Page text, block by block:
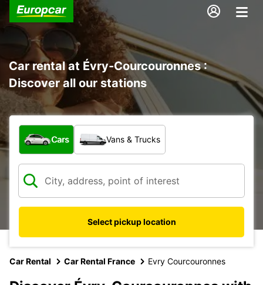
Car rental at Évry-Courcouronnes :
Discover all our stations
What type of vehicle?
Cars Vans & Trucks
Select pickup location
Car Rental Car Rental France Evry Courcouronnes